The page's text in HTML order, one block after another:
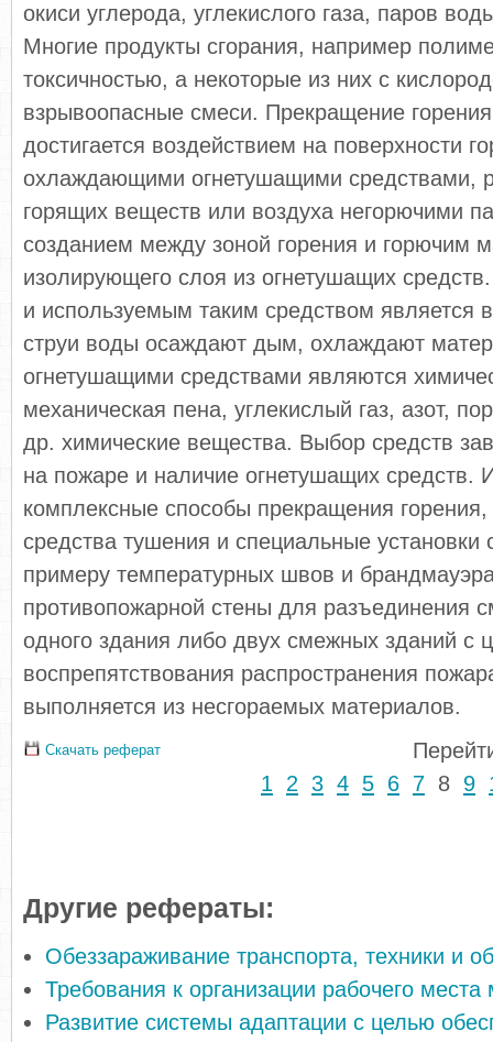
окиси углерода, углекислого газа, паров
Многие продукты сгорания, например
токсичностью, а некоторые из них с
взрывоопасные смеси. Прекращение
достигается воздействием на поверхности
охлаждающими огнетушащими средствами,
горящих веществ или воздуха негорючими
созданием между зоной горения и горючим
изолирующего слоя из огнетушащих
и используемым таким средством является
струи воды осаждают дым, охлаждают
огнетушащими средствами являются
механическая пена, углекислый газ, азот,
др. химические вещества. Выбор средств
на пожаре и наличие огнетушащих средств.
комплексные способы прекращения
средства тушения и специальные установки
примеру температурных швов и
противопожарной стены для разъединения
одного здания либо двух смежных зданий с
воспрепятствования распространения
выполняется из несгораемых материалов.
Скачать реферат
1
2 3 4 5 6 7 8 9
Другие рефераты:
Обеззараживание транспорта, техники и
Требования к организации рабочего
Развитие системы адаптации с целью